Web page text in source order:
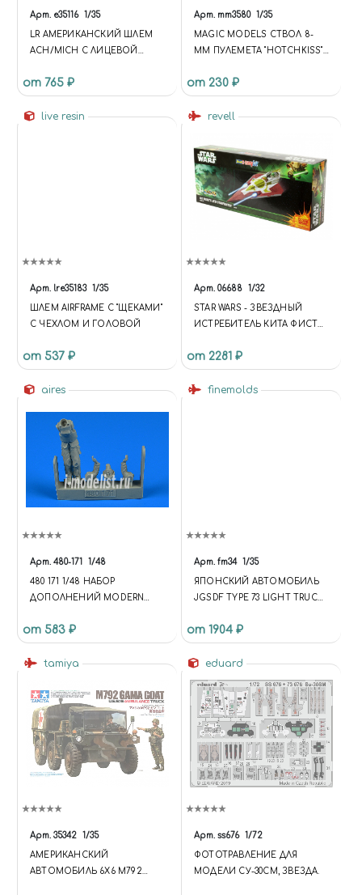
Арт. e35116 1/35
LR АМЕРИКАНСКИЙ ШЛЕМ
ACH/MICH С ЛИЦЕВОЙ
FACE ARMOUR С ЧЕХЛОМ В
КОМПЛЕКТЕ КРОНШТЕЙН
НОЧНИКА PVS 7/14/15 И
от 765 ₽
Арт. mm3580 1/35
MAGIC MODELS СТВОЛ 8-
ММ ПУЛЕМЕТА "HOTCHKISS".
ТАНКОВ 1-ОЙ МИРОВОЙ
ВОЙНЫ
от 230 ₽
live resin
Арт. lre35183 1/35
ШЛЕМ AIRFRAME С "ЩЕКАМИ"
С ЧЕХЛОМ И ГОЛОВОЙ
от 537 ₽
revell
Арт. 06688 1/32
STAR WARS - ЗВЕЗДНЫЙ
ИСТРЕБИТЕЛЬ КИТА ФИСТО
от 2281 ₽
aires
Арт. 480-171 1/48
480 171 1/48 НАБОР
ДОПОЛНЕНИЙ MODERN
FOR BAE WARRIOR
от 583 ₽
finemolds
Арт. fm34 1/35
ЯПОНСКИЙ АВТОМОБИЛЬ
JGSDF TYPE 73 LIGHT TRUCK
от 1904 ₽
tamiya
Арт. 35342 1/35
АМЕРИКАНСКИЙ
АВТОМОБИЛЬ 6X6 M792
eduard
Арт. ss676 1/72
ФОТОТРАВЛЕНИЕ ДЛЯ
МОДЕЛИ СУ-30СМ, ЗВЕЗДА.